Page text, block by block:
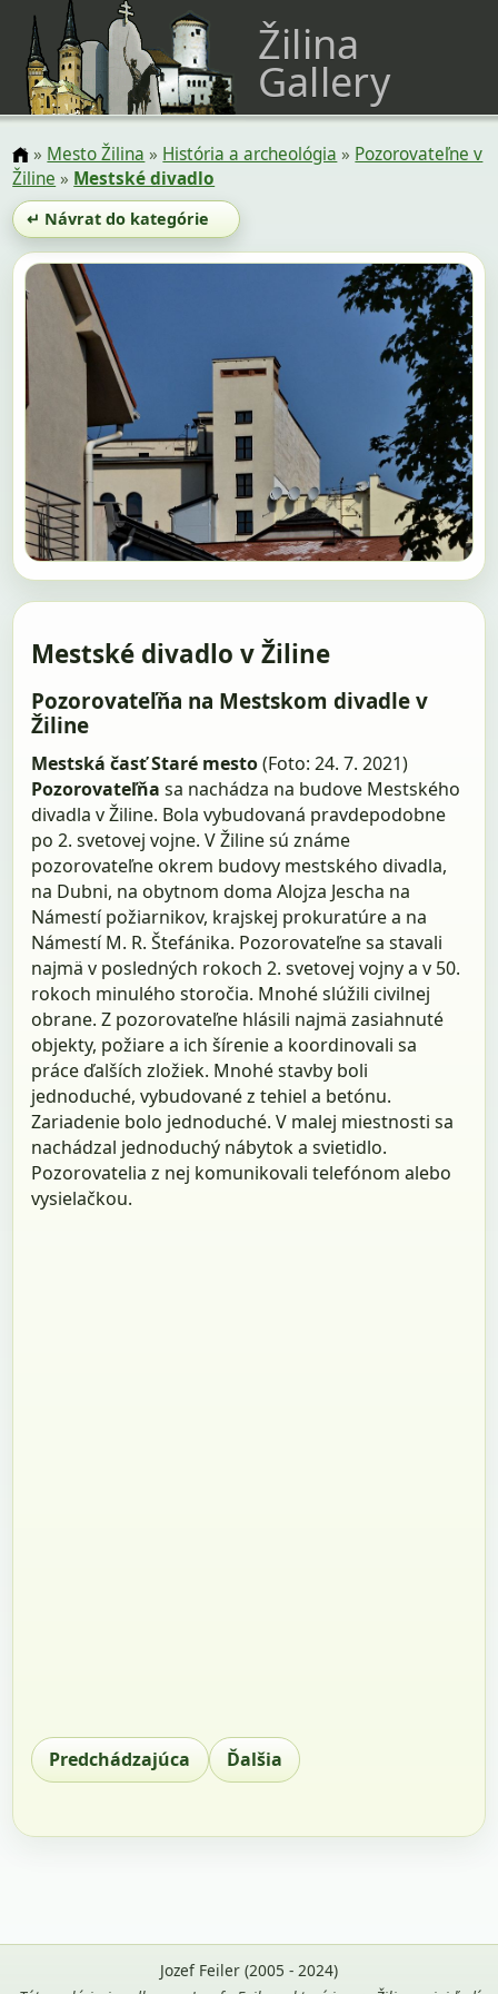
Žilina
Gallery
» Mesto Žilina » História a archeológia » Pozorovateľne v
Žiline » Mestské divadlo
↵ Návrat do kategórie
Mestské divadlo v Žiline
Pozorovateľňa na Mestskom divadle v
Žiline
Mestská časť Staré mesto(Foto: 24. 7. 2021)
Pozorovateľňasa nachádza na budove Mestského
divadla v Žiline. Bola vybudovaná pravdepodobne
po 2. svetovej vojne. V Žiline sú známe
pozorovateľne okrem budovy mestského divadla,
na Dubni, na obytnom doma Alojza Jescha na
Námestí požiarnikov, krajskej prokuratúre a na
Námestí M. R. Štefánika. Pozorovateľne sa stavali
najmä v posledných rokoch 2. svetovej vojny a v 50.
rokoch minulého storočia. Mnohé slúžili civilnej
obrane. Z pozorovateľne hlásili najmä zasiahnuté
objekty, požiare a ich šírenie a koordinovali sa
práce ďalších zložiek. Mnohé stavby boli
jednoduché, vybudované z tehiel a betónu.
Zariadenie bolo jednoduché. V malej miestnosti sa
nachádzal jednoduchý nábytok a svietidlo.
Pozorovatelia z nej komunikovali telefónom alebo
vysielačkou.
Predchádzajúca Ďalšia
Jozef Feiler (2005 - 2024)